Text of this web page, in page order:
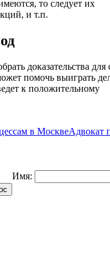
то следует их
и т.п.
доказательства для
помочь выиграть
к положительному
в МосквеАдвокат
Имя: